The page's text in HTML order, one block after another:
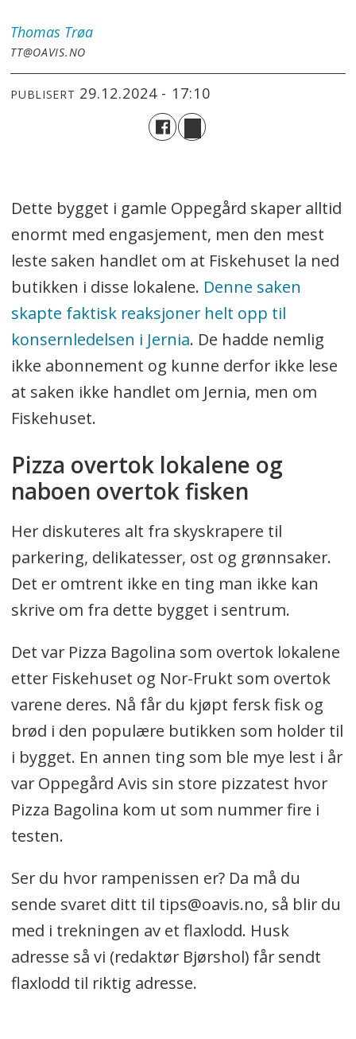
Thomas Trøa
TT@OAVIS.NO
PUBLISERT 29.12.2024 - 17:10
Dette bygget i gamle Oppegård skaper alltid
enormt med engasjement, men den mest
leste saken handlet om at Fiskehuset la ned
butikken i disse lokalene. Denne saken
skapte faktisk reaksjoner helt opp til
konsernledelsen i Jernia. De hadde nemlig
ikke abonnement og kunne derfor ikke lese
at saken ikke handlet om Jernia, men om
Fiskehuset.
Pizza overtok lokalene og
naboen overtok fisken
Her diskuteres alt fra skyskrapere til
parkering, delikatesser, ost og grønnsaker.
Det er omtrent ikke en ting man ikke kan
skrive om fra dette bygget i sentrum.
Det var Pizza Bagolina som overtok lokalene
etter Fiskehuset og Nor-Frukt som overtok
varene deres. Nå får du kjøpt fersk fisk og
brød i den populære butikken som holder til
i bygget. En annen ting som ble mye lest i år
var Oppegård Avis sin store pizzatest hvor
Pizza Bagolina kom ut som nummer fire i
testen.
Ser du hvor rampenissen er? Da må du
sende svaret ditt til tips@oavis.no, så blir du
med i trekningen av et flaxlodd. Husk
adresse så vi (redaktør Bjørshol) får sendt
flaxlodd til riktig adresse.